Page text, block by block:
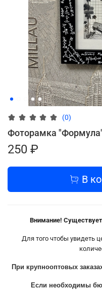
(0)
Фоторамка
250 ₽
В
Внимание!
Для того чтобы увидеть
При крупнооптовых
Если необходимы